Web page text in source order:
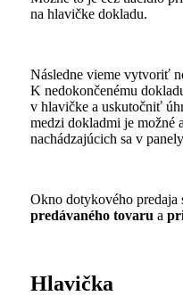
na hlavičke dokladu.
Následne vieme vytvoriť
K nedokončenému
v hlavičke a uskutočniť
medzi dokladmi je možné
nachádzajúcich sa v
Okno dotykového predaja
predávaného tovaru a
Hlavička